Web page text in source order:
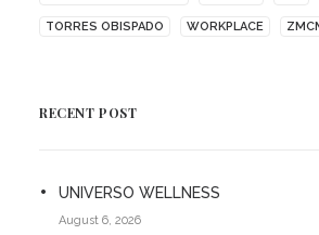
TORRES OBISPADO WORKPLACE
RECENT POST
UNIVERSO WELLNESS
August 6, 2026